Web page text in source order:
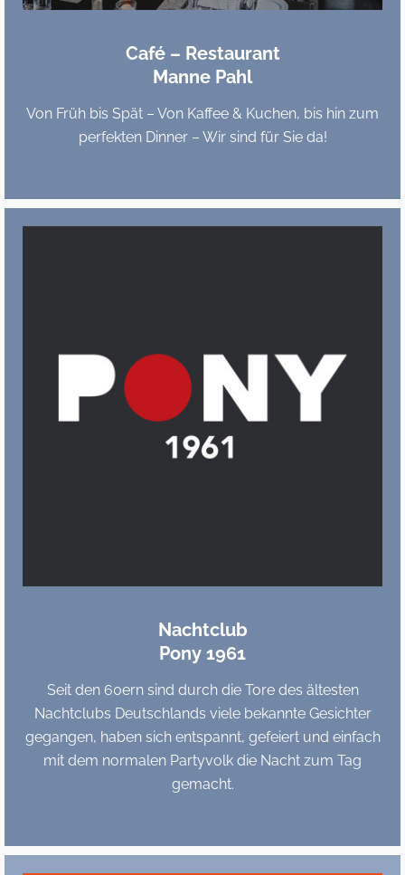
Café – Restaurant
Manne Pahl
Von Früh bis Spät – Von Kaffee & Kuchen, bis hin zum
perfekten Dinner – Wir sind für Sie da!
Nachtclub
Pony 1961
Seit den 60ern sind durch die Tore des ältesten
Nachtclubs Deutschlands viele bekannte Gesichter
gegangen, haben sich entspannt, gefeiert und einfach
mit dem normalen Partyvolk die Nacht zum Tag
gemacht.